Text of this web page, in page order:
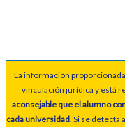
La información
vinculación jurídica y está
aconsejable que el alumno
cada universidad. Si se detecta